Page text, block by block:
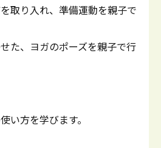
取り入れ、準備運動を親子で
た、ヨガのポーズを親子で行
い方を学びます。